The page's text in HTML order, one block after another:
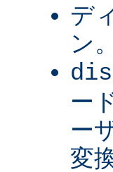
デ
ン。
ー
ー
変